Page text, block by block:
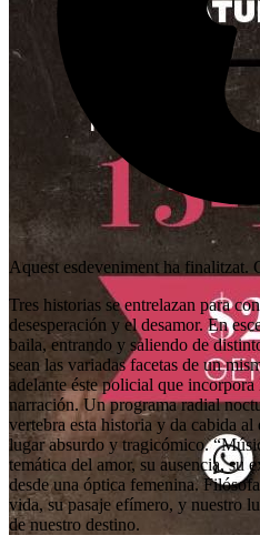
Aquest esdeveniment ha finalitzat.
Tres historias se entrelazan para
desesperación y el desamor. En
baila, entrando y saliendo de
sean las variadas facetas de un
adelante éste policial que
narración. Un programa radial
vertebra esta historia y da cabida
lugar absurdo y tragicómico.
temática del amor, su ausencia, su
desde una óptica femenina.
vida, su pasaje efímero, y nuestro
de nuestro destino.